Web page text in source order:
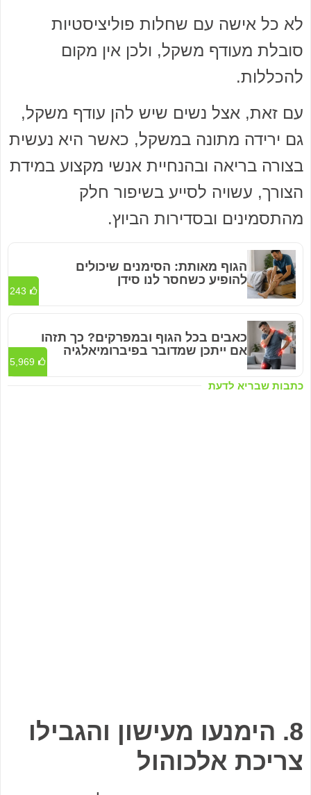
לא כל אישה עם שחלות פוליציסטיות
סובלת מעודף משקל, ולכן אין מקום
להכללות.
עם זאת, אצל נשים שיש להן עודף משקל,
גם ירידה מתונה במשקל, כאשר היא נעשית
בצורה בריאה ובהנחיית אנשי מקצוע במידת
הצורך, עשויה לסייע בשיפור חלק
מהתסמינים ובסדירות הביוץ.
כתבות שבריא לדעת
הגוף מאותת: הסימנים שיכולים
להופיע כשחסר לנו סידן
243
כאבים בכל הגוף ובמפרקים? כך תזהו
אם ייתכן שמדובר בפיברומיאלגיה
5,969
8. הימנעו מעישון והגבילו
צריכת אלכוהול